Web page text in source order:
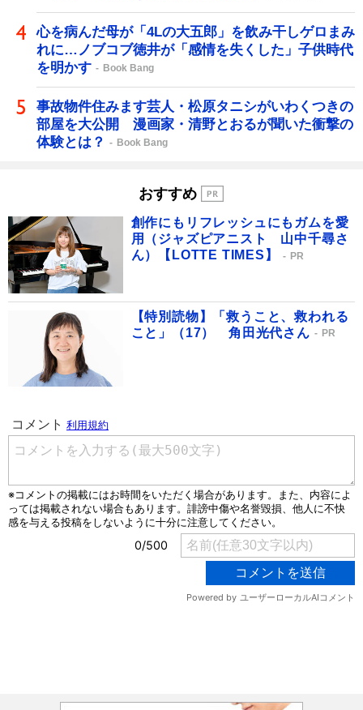
心を病んだ母が「4Lの大五郎」を飲み干しゲロまみ
れに…ノブコブ徳井が「感情を失くした」子供時代
を明かす
Book Bang
事故物件住みます芸人・松原タニシがいわくつきの
部屋を大公開 漫画家・清野とおるが聞いた衝撃の
体験とは？
Book Bang
おすすめ
創作にもリフレッシュにもガムを愛
用（ジャズピアニスト 山中千尋さ
ん）【LOTTE TIMES】
PR
【特別読物】「救うこと、救われる
こと」（17） 角田光代さん
PR